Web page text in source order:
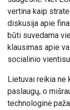
vertina kaip
diskusija apie
būti suvedama
klausimas apie
socialinio
Lietuvai reikia ne
paslaugų, o
technologinė